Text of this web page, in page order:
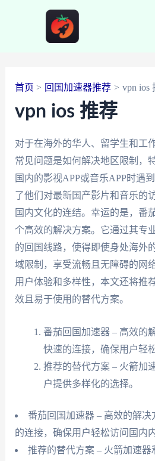
首页 回国加速器推荐 vpn ios
vpn ios 推荐
对于在海外的华人、留学生和工
常见问题是如何解决地区限制，
国内的影视APP或音乐APP时遇
了他们对最新国产影片和音乐的
国内文化的连结。幸运的是，番
个高效的解决方案。它通过其专
的回国线路，使得即使身处海外
域限制，享受流畅且无障碍的网
用户体验和多样性，本文还将推
效且易于使用的替代方案。
番茄回国加速器 – 高效的
快速的连接，确保用户轻
推荐的替代方案 – 火箭加
户提供多样化的选择。
番茄回国加速器 – 高效的解
的连接，确保用户轻松访问国内内
推荐的替代方案 – 火箭加速